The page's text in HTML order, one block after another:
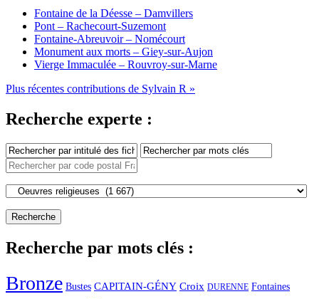
Fontaine de la Déesse – Damvillers
Pont – Rachecourt-Suzemont
Fontaine-Abreuvoir – Nomécourt
Monument aux morts – Giey-sur-Aujon
Vierge Immaculée – Rouvroy-sur-Marne
Plus récentes contributions de Sylvain R »
Recherche experte :
Recherche par mots clés :
Bronze Bustes CAPITAIN-GÉNY Croix DURENNE Fontaines